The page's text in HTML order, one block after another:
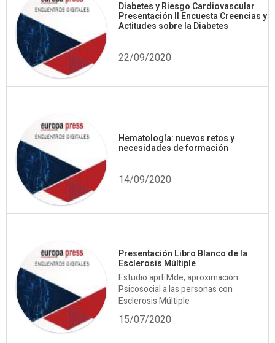
Diabetes y Riesgo Cardiovascular
Presentación II Encuesta Creencias y
Actitudes sobre la Diabetes
22/09/2020
Hematología: nuevos retos y
necesidades de formación
14/09/2020
Presentación Libro Blanco de la
Esclerosis Múltiple
Estudio aprEMde, aproximación
Psicosocial a las personas con
Esclerosis Múltiple
15/07/2020